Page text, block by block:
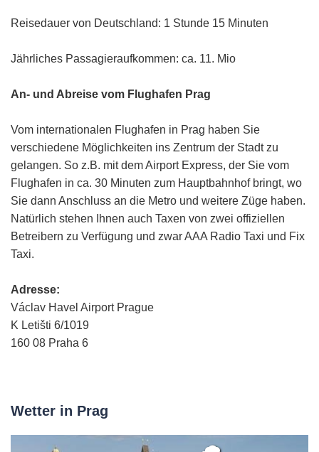
Reisedauer von Deutschland: 1 Stunde 15 Minuten
Jährliches Passagieraufkommen: ca. 11. Mio
An- und Abreise vom Flughafen Prag
Vom internationalen Flughafen in Prag haben Sie
verschiedene Möglichkeiten ins Zentrum der Stadt zu
gelangen. So z.B. mit dem Airport Express, der Sie vom
Flughafen in ca. 30 Minuten zum Hauptbahnhof bringt, wo
Sie dann Anschluss an die Metro und weitere Züge haben.
Natürlich stehen Ihnen auch Taxen von zwei offiziellen
Betreibern zu Verfügung und zwar AAA Radio Taxi und Fix
Taxi.
Adresse:
Václav Havel Airport Prague
K Letišti 6/1019
160 08 Praha 6
Wetter in Prag